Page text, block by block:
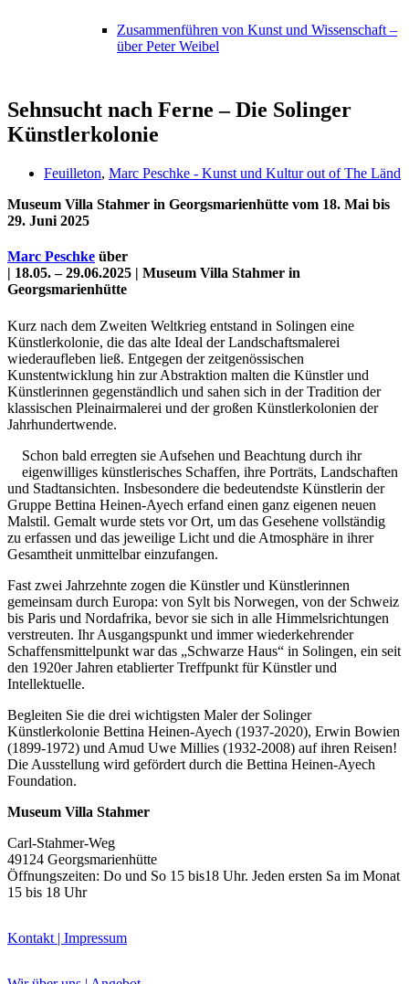
Zusammenführen von Kunst und Wissenschaft –
über Peter Weibel
Uli Rothfuss
Harald Schwiers
Buchbesprechungen von Harald Schwiers
Haralds Streifzüge
Marc Peschke – Out of The Länd
Buchtipps von Uli Rothfuss
Sehnsucht nach Ferne – Die Solinger
Künstlerkolonie
Feuilleton, Marc Peschke - Kunst und Kultur out of The Länd
Museum Villa Stahmer in Georgsmarienhütte vom 18. Mai bis
29. Juni 2025
Marc Peschke über
| 18.05. – 29.06.2025 | Museum Villa Stahmer in
Georgsmarienhütte
Kurz nach dem Zweiten Weltkrieg entstand in Solingen eine
Künstlerkolonie, die das alte Ideal der Landschaftsmalerei
wiederaufleben ließ. Entgegen der zeitgenössischen
Kunstentwicklung hin zur Abstraktion malten die Künstler und
Künstlerinnen gegenständlich und sahen sich in der Tradition der
klassischen Pleinairmalerei und der großen Künstlerkolonien der
Jahrhundertwende.
Schon bald erregten sie Aufsehen und Beachtung durch ihr
eigenwilliges künstlerisches Schaffen, ihre Porträts, Landschaften
und Stadtansichten. Insbesondere die bedeutendste Künstlerin der
Gruppe Bettina Heinen-Ayech erfand einen ganz eigenen neuen
Malstil. Gemalt wurde stets vor Ort, um das Gesehene vollständig
zu erfassen und das jeweilige Licht und die Atmosphäre in ihrer
Gesamtheit unmittelbar einzufangen.
Fast zwei Jahrzehnte zogen die Künstler und Künstlerinnen
gemeinsam durch Europa: von Sylt bis Norwegen, von der Schweiz
bis Paris und Nordafrika, bevor sie sich in alle Himmelsrichtungen
verstreuten. Ihr Ausgangspunkt und immer wiederkehrender
Schaffensmittelpunkt war das „Schwarze Haus“ in Solingen, ein seit
den 1920er Jahren etablierter Treffpunkt für Künstler und
Intellektuelle.
Begleiten Sie die drei wichtigsten Maler der Solinger
Künstlerkolonie Bettina Heinen-Ayech (1937-2020), Erwin Bowien
(1899-1972) und Amud Uwe Millies (1932-2008) auf ihren Reisen!
Die Ausstellung wird gefördert durch die Bettina Heinen-Ayech
Foundation.
Museum Villa Stahmer
Carl-Stahmer-Weg
49124 Georgsmarienhütte
Öffnungszeiten: Do und So 15 bis18 Uhr. Jeden ersten Sa im Monat
15 bis 18 Uhr
Kontakt | Impressum